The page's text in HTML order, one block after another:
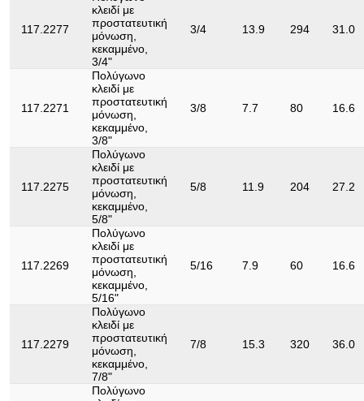
117.2277
κλειδί με
προστατευτική
μόνωση,
κεκαμμένο,
3/4"
3/4 13.9 294 31.0
117.2271
Πολύγωνο
κλειδί με
προστατευτική
μόνωση,
κεκαμμένο,
3/8"
3/8 7.7 80 16.6
117.2275
Πολύγωνο
κλειδί με
προστατευτική
μόνωση,
κεκαμμένο,
5/8"
5/8 11.9 204 27.2
117.2269
Πολύγωνο
κλειδί με
προστατευτική
μόνωση,
κεκαμμένο,
5/16"
5/16 7.9 60 16.6
117.2279
Πολύγωνο
κλειδί με
προστατευτική
μόνωση,
κεκαμμένο,
7/8"
7/8 15.3 320 36.0
Πολύγωνο